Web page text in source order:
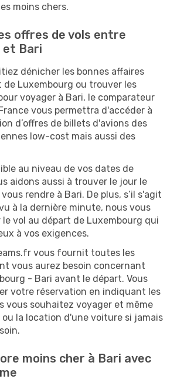
moins chers.
offres de vols entre
et Bari
dénicher les bonnes affaires
de Luxembourg ou trouver les
voyager à Bari, le comparateur
vous permettra d'accéder à
d’offres de billets d'avions des
low-cost mais aussi des
au niveau de vos dates de
aidons aussi à trouver le jour le
rendre à Bari. De plus, s’il s'agit
à la dernière minute, nous vous
vol au départ de Luxembourg qui
à vos exigences.
vous fournit toutes les
vous aurez besoin concernant
- Bari avant le départ. Vous
votre réservation en indiquant les
vous souhaitez voyager et même
la location d'une voiture si jamais
moins cher à Bari avec